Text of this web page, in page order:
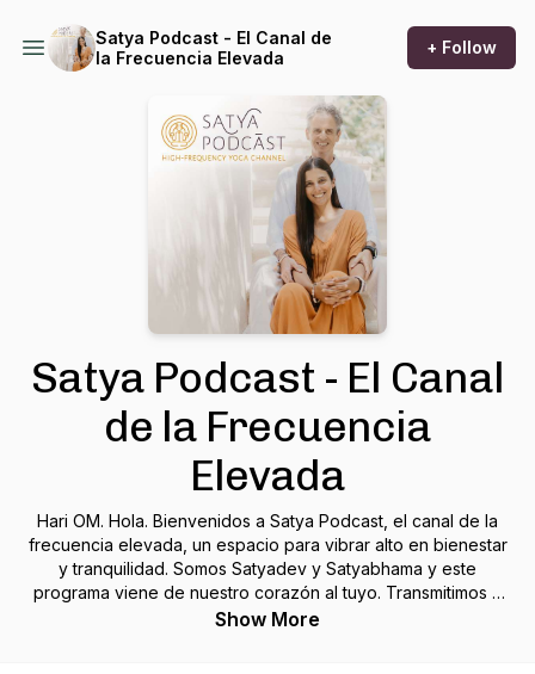
Satya Podcast - El Canal de
la Frecuencia Elevada
+ Follow
Satya Podcast - El Canal
de la Frecuencia
Elevada
Hari OM. Hola. Bienvenidos a Satya Podcast, el canal de la
frecuencia elevada, un espacio para vibrar alto en bienestar
y tranquilidad. Somos Satyadev y Satyabhama y este
programa viene de nuestro corazón al tuyo. Transmitimos a
través de este canal la filosofía, el estilo de vida y las
Show More